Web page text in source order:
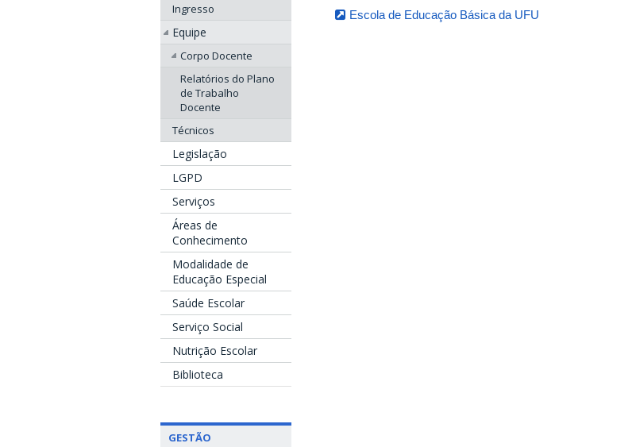
Ingresso
Equipe
Corpo Docente
Relatórios do Plano
de Trabalho
Docente
Técnicos
Legislação
LGPD
Serviços
Áreas de
Conhecimento
Modalidade de
Educação Especial
Saúde Escolar
Serviço Social
Nutrição Escolar
Biblioteca
GESTÃO
Escola de Educação Básica da UFU